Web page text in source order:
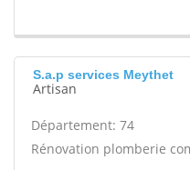
S.a.p services Meythet
Artisan
Département: 74
Rénovation plomberie